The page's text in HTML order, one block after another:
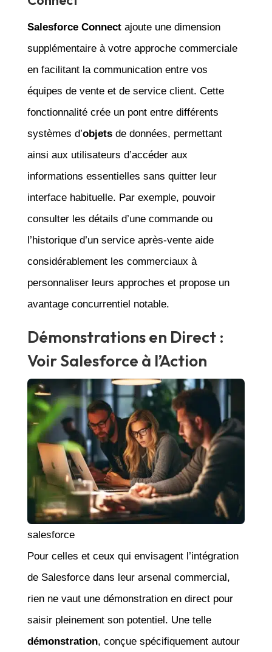
Salesforce Connectajoute une dimension
supplémentaire à votre approche commerciale
en facilitant la communication entre vos
équipes de vente et de service client. Cette
fonctionnalité crée un pont entre différents
systèmes d’objetsde données, permettant
ainsi aux utilisateurs d’accéder aux
informations essentielles sans quitter leur
interface habituelle. Par exemple, pouvoir
consulter les détails d’une commande ou
l’historique d’un service après-vente aide
considérablement les commerciaux à
personnaliser leurs approches et propose un
avantage concurrentiel notable.
Démonstrations en Direct :
Voir Salesforce à l’Action
salesforce
Pour celles et ceux qui envisagent l’intégration
de Salesforce dans leur arsenal commercial,
rien ne vaut une démonstration en direct pour
saisir pleinement son potentiel. Une telle
démonstration, conçue spécifiquement autour